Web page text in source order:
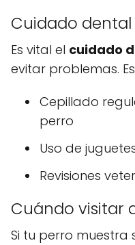
Cuidado
Es vital el cuidado
evitar problemas.
Cepillado
perro
Uso de
Revisiones
Cuándo visitar
Si tu perro muestra